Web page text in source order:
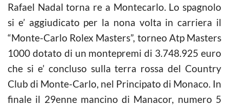
Rafael Nadal torna re a Montecarlo. Lo spagnolo
si e’ aggiudicato per la nona volta in carriera il
“Monte-Carlo Rolex Masters”, torneo Atp Masters
1000 dotato di un montepremi di 3.748.925 euro
che si e’ concluso sulla terra rossa del Country
Club di Monte-Carlo, nel Principato di Monaco. In
finale il 29enne mancino di Manacor, numero 5